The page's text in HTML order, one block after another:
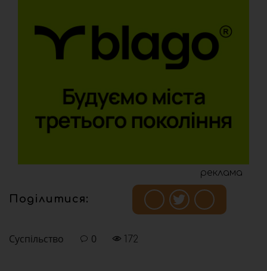
реклама
Поділитися:
Суспільство 0 172